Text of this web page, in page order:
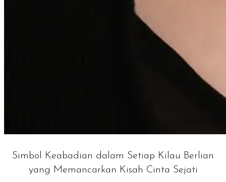
Simbol Keabadian dalam Setiap Kilau Berlian
yang Memancarkan Kisah Cinta Sejati